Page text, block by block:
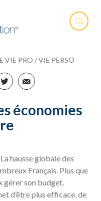
VIE PRO / VIE PERSO
économies
La hausse globale des
Français. Plus que
gérer son budget.
d’être plus efficace, de